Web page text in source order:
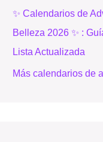
✨ Calendarios de
Belleza 2026 ✨ :
Lista Actualizada
Más calendarios de